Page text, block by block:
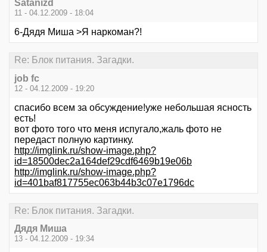
Satanizd
11 - 04.12.2009 - 18:04
6-Дядя Миша >Я наркоман?!
Re: Блок питания. Загадки.
job fc
12 - 04.12.2009 - 19:20
спасибо всем за обсуждение!уже небольшая ясность
есть!
вот фото того что меня испугало,жаль фото не
передаст полную картинку.
http://imglink.ru/show-image.php?
id=18500dec2a164def29cdf6469b19e06b
http://imglink.ru/show-image.php?
id=401baf817755ec063b44b3c07e1796dc
Re: Блок питания. Загадки.
Дядя Миша
13 - 04.12.2009 - 19:34